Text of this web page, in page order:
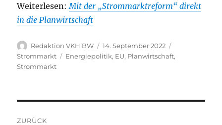
Weiterlesen: Mit der „Strommarktreform“ direkt
in die Planwirtschaft
Autor
Redaktion VKH BW
Veröffentlicht
am
14. September 2022
Strommarkt
Schlagwörter
Energiepolitik, EU, Planwirtschaft,
Strommarkt
ZURÜCK